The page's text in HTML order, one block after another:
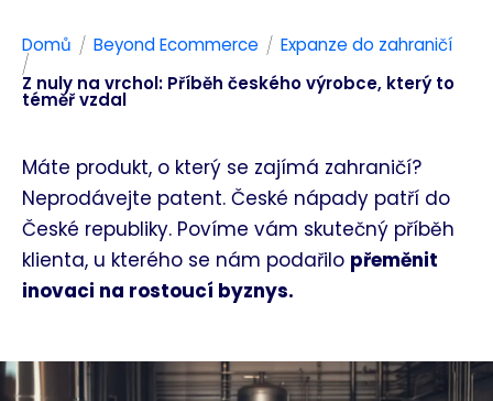
Domů / Beyond Ecommerce / Expanze do zahraničí
/
Z nuly na vrchol: Příběh českého výrobce, který to
téměř vzdal
Máte produkt, o který se zajímá zahraničí?
Neprodávejte patent. České nápady patří do
České republiky. Povíme vám skutečný příběh
klienta, u kterého se nám podařilo přeměnit
inovaci na rostoucí byznys.